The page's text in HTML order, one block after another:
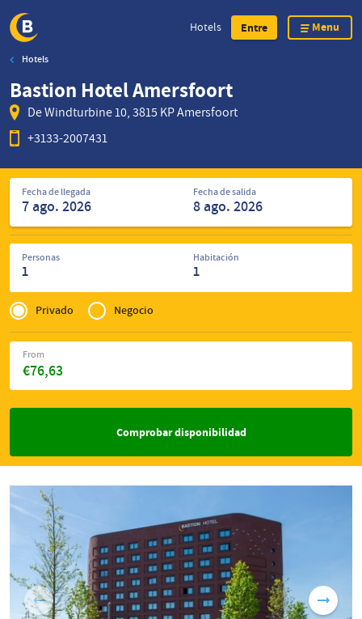
Skip
main
content
Hotels Entre Menu
Hotels
Bastion Hotel Amersfoort
De Windturbine 10, 3815 KP Amersfoort
+3133-2007431
Encuentre
hoteles
Fecha de llegada Fecha de salida
Personas
1
Habitación
1
Privé
of
Zakelijk
Privado Negocio
€76,63
From
Comprobar disponibilidad